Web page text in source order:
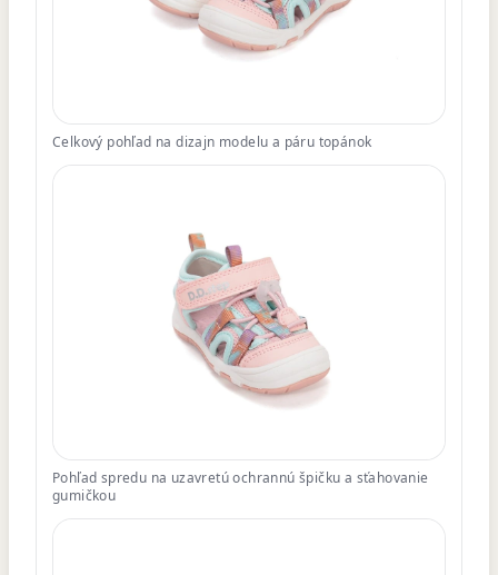
Celkový pohľad na dizajn modelu a páru topánok
Pohľad spredu na uzavretú ochrannú špičku a sťahovanie
gumičkou